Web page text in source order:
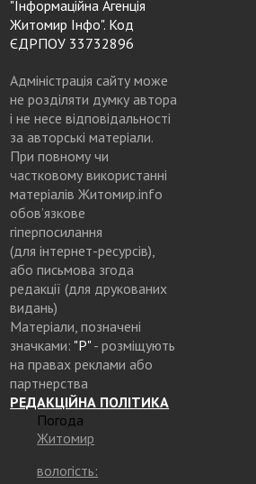
"Інформаційна Агенція
Житомир Інфо". Код
ЄДРПОУ 33732896
Адміністрація сайту може
не розділяти думку автора
і не несе відповідальності
за авторські матеріали.
При повному чи
частковому використанні
матеріалів Житомир.info
обов’язкове
гіперпосилання
(для інтернет-ресурсів),
або письмова згода
редакції (для друкованих
видань)
Матеріали, позначені
значками: "Р"- розміщують
на правах реклами або
партнерства
РЕДАКЦІЙНА ПОЛІТИКА
Погода
Житомир
вологість: